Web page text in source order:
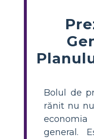
Bolul de
rănit nu
general.